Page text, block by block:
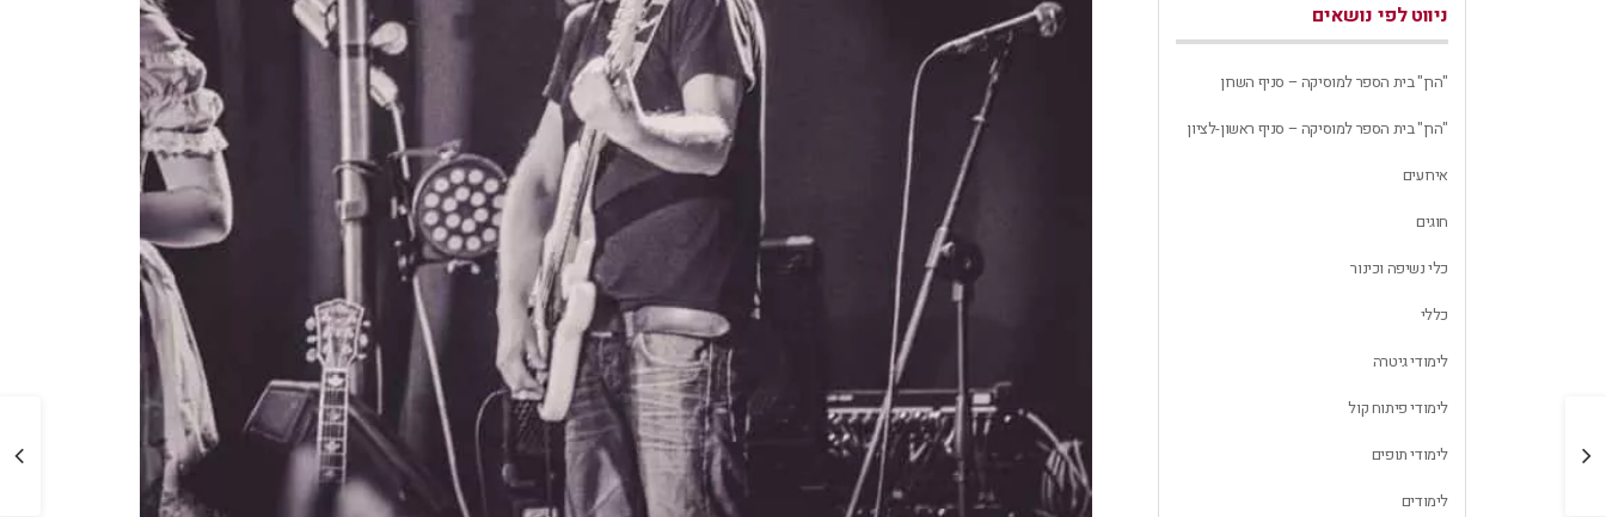
ניווט לפי נושאים
"הרן" בית הספר למוסיקה – סניף השרון
"הרן" בית הספר למוסיקה – סניף ראשון-לציון
אירועים
חוגים
כלי נשיפה וכינור
כללי
לימודי גיטרה
לימודי פיתוח קול
לימודי תופים
לימודים